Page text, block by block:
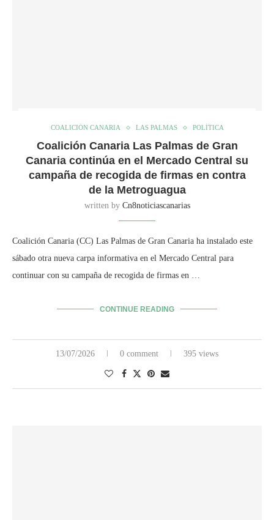
COALICIÓN CANARIA LAS PALMAS POLÍTICA
Coalición Canaria Las Palmas de Gran
Canaria continúa en el Mercado Central su
campaña de recogida de firmas en contra
de la Metroguagua
written by Cn8noticiascanarias
Coalición Canaria (CC) Las Palmas de Gran Canaria ha instalado este
sábado otra nueva carpa informativa en el Mercado Central para
continuar con su campaña de recogida de firmas en …
CONTINUE READING
13/07/2026 0 comment 395 views